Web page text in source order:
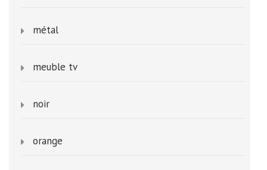
métal
meuble tv
noir
orange